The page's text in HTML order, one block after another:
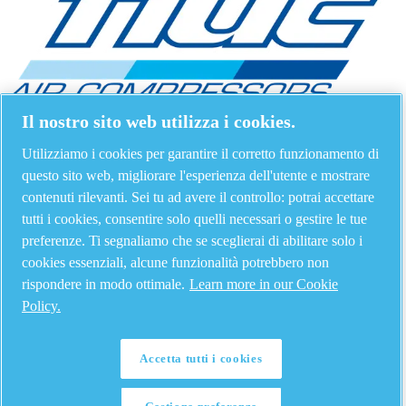
Il nostro sito web utilizza i cookies.
Utilizziamo i cookies per garantire il corretto funzionamento di
questo sito web, migliorare l'esperienza dell'utente e mostrare
contenuti rilevanti. Sei tu ad avere il controllo: potrai accettare
tutti i cookies, consentire solo quelli necessari o gestire le tue
preferenze. Ti segnaliamo che se sceglierai di abilitare solo i
cookies essenziali, alcune funzionalità potrebbero non
rispondere in modo ottimale. Learn more in our Cookie
Policy.
Accetta tutti i cookies